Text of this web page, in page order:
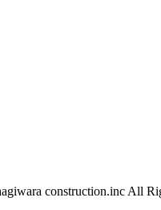
construction.inc All